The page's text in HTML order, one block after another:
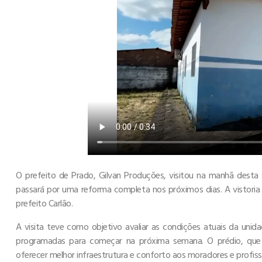
O prefeito de Prado, Gilvan Produções, visitou na manhã
passará por uma reforma completa nos próximos dias. A
prefeito Carlão.
A visita teve como objetivo avaliar as condições atuais da
programadas para começar na próxima semana. O prédio,
oferecer melhor infraestrutura e conforto aos moradores e